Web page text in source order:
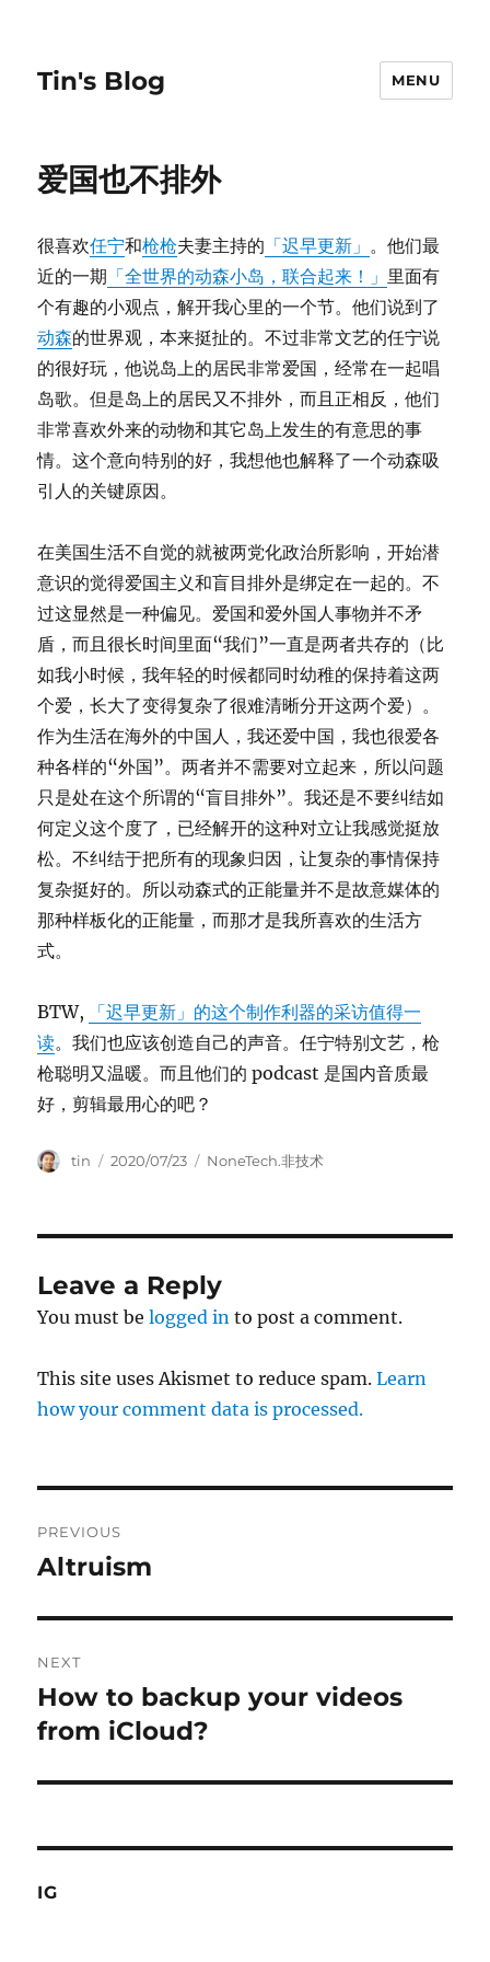
Tin's Blog MENU
爱国也不排外
很喜欢任宁和枪枪夫妻主持的 「迟早更新」 。他们最
近的一期 「全世界的动森小岛，联合起来！」 里面有
个有趣的小观点，解开我心里的一个节。他们说到了
动森的世界观，本来挺扯的。不过非常文艺的任宁说
的很好玩，他说岛上的居民非常爱国，经常在一起唱
岛歌。但是岛上的居民又不排外，而且正相反，他们
非常喜欢外来的动物和其它岛上发生的有意思的事
情。这个意向特别的好，我想他也解释了一个动森吸
引人的关键原因。
在美国生活不自觉的就被两党化政治所影响，开始潜
意识的觉得爱国主义和盲目排外是绑定在一起的。不
过这显然是一种偏见。爱国和爱外国人事物并不矛
盾，而且很长时间里面“我们”一直是两者共存的（比
如我小时候，我年轻的时候都同时幼稚的保持着这两
个爱，长大了变得复杂了很难清晰分开这两个爱）。
作为生活在海外的中国人，我还爱中国，我也很爱各
种各样的“外国”。两者并不需要对立起来，所以问题
只是处在这个所谓的“盲目排外”。我还是不要纠结如
何定义这个度了，已经解开的这种对立让我感觉挺放
松。不纠结于把所有的现象归因，让复杂的事情保持
复杂挺好的。所以动森式的正能量并不是故意媒体的
那种样板化的正能量，而那才是我所喜欢的生活方
式。
BTW,
「迟早更新」的这个制作利器的采访值得一
读。我们也应该创造自己的声音。任宁特别文艺，枪
枪聪明又温暖。而且他们的 podcast 是国内音质最
好，剪辑最用心的吧？
Author
tin
Posted
2020/07/23 Categories
NoneTech.非技术
Leave a Reply
You must belogged in to post a comment.
This site uses Akismet to reduce spam.Learn
how your comment data is processed.
navigation
PREVIOUS
Previous
Altruism
NEXT
Next
post:
How to backup your videos
from iCloud?
IG